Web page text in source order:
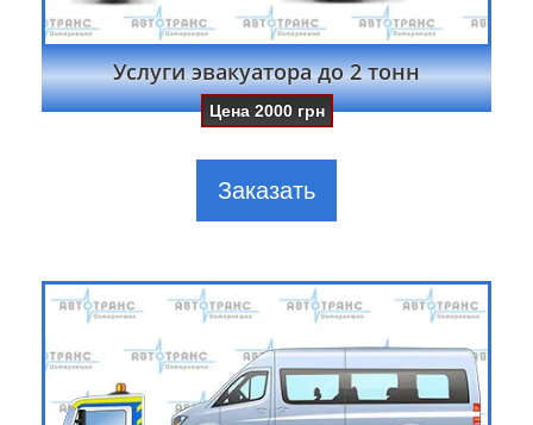
Услуги эвакуатора до 2 тонн
Цена2000 грн
Заказать